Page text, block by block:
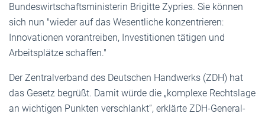
Bundeswirtschaftsministerin Brigitte Zypries. Sie können
sich nun "wieder auf das Wesentliche konzentrieren:
Innovationen vorantreiben, Investitionen tätigen und
Arbeitsplätze schaffen."
Der Zentralverband des Deutschen Handwerks (ZDH) hat
das Gesetz begrüßt. Damit würde die „komplexe Rechtslage
an wichtigen Punkten verschlankt“, erklärte ZDH-General­